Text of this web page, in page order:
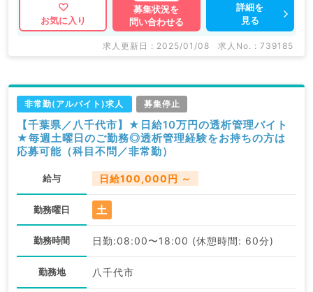
お気に入り
募集状況を
問い合わせる
詳細を
見る
求人更新日 : 2025/01/08 求人No. : 739185
非常勤(アルバイト)求人 募集停止
【千葉県／八千代市】★日給10万円の透析管理バイト
★毎週土曜日のご勤務◎透析管理経験をお持ちの方は
応募可能（科目不問／非常勤）
給与 日給100,000円 ～
勤務曜日 土
勤務時間 日勤:08:00〜18:00 (休憩時間: 60分)
勤務地 八千代市